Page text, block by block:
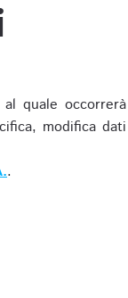
quale
modifica
.